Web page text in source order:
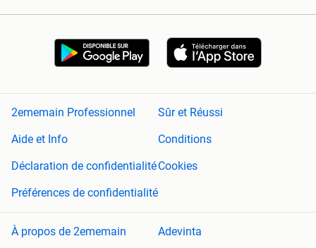
2ememain Professionnel
Sûr et Réussi
Aide et Info
Conditions
Déclaration de confidentialitéCookies
Préférences de confidentialité
À propos de 2ememain Adevinta